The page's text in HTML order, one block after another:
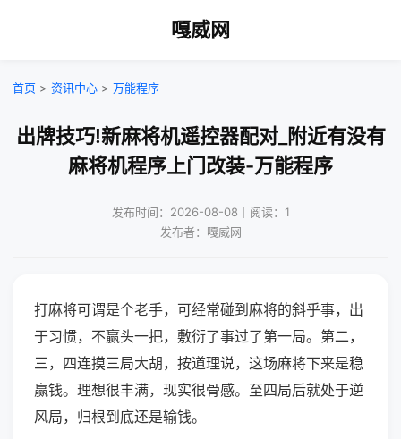
嘎威网
首页 > 资讯中心 > 万能程序
出牌技巧!新麻将机遥控器配对_附近有没有
麻将机程序上门改装-万能程序
发布时间：2026-08-08｜阅读：1
发布者：嘎威网
打麻将可谓是个老手，可经常碰到麻将的斜乎事，出
于习惯，不赢头一把，敷衍了事过了第一局。第二，
三，四连摸三局大胡，按道理说，这场麻将下来是稳
赢钱。理想很丰满，现实很骨感。至四局后就处于逆
风局，归根到底还是输钱。